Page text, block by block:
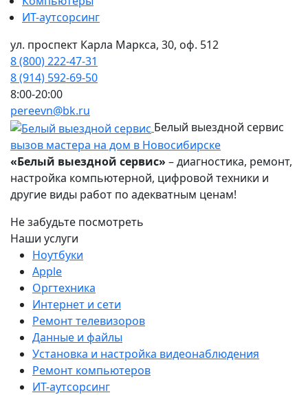
ИТ-аутсорсинг
ул. проспект Карла Маркса, 30, оф. 512
8 (800) 222-47-31
8 (914) 592-69-50
8:00-20:00
pereevn@bk.ru
Белый выездной сервис
вызов мастера на дом в Новосибирске
«Белый выездной сервис» – диагностика, ремонт,
настройка компьютерной, цифровой техники и
другие виды работ по адекватным ценам!
Не забудьте посмотреть
Наши услуги
Ноутбуки
Apple
Оргтехника
Интернет и сети
Ремонт телевизоров
Данные и файлы
Установка и настройка видеонаблюдения
Ремонт компьютеров
ИТ-аутсорсинг